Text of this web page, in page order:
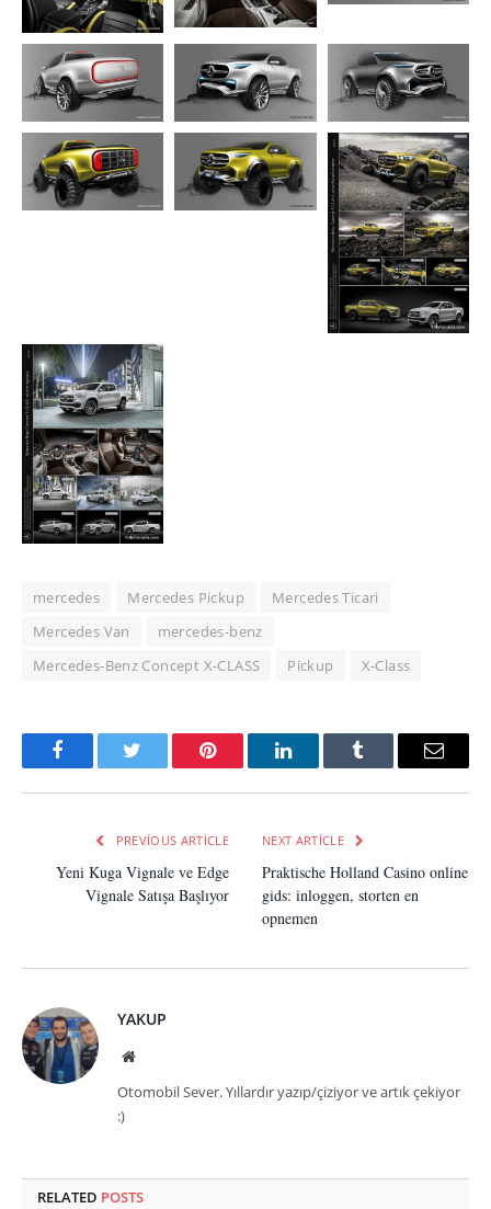
mercedes Mercedes Pickup
Mercedes Ticari
Mercedes Van
mercedes-benz
Mercedes-Benz Concept X-CLASS
Pickup X-Class
FacebookTwitter Pinterest LinkedInTumblr Email
PREVIOUS ARTICLE
Yeni Kuga Vignale ve Edge
Vignale Satışa Başlıyor
NEXT ARTICLE
Praktische Holland Casino online
gids: inloggen, storten en
opnemen
YAKUP
Website
Otomobil Sever. Yıllardır yazıp/çiziyor ve artık çekiyor
:)
RELATED POSTS